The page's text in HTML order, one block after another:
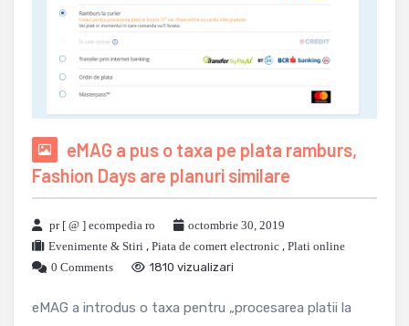
eMAG a pus o taxa pe plata ramburs,
Fashion Days are planuri similare
pr [ @ ] ecompedia ro
octombrie 30, 2019
Evenimente & Stiri , Piata de comert electronic , Plati online
0 Comments
1810 vizualizari
eMAG a introdus o taxa pentru „procesarea platii la